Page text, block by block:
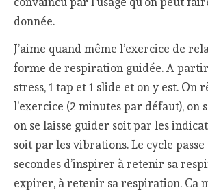
donnée.
J’aime quand même l’exercice de
forme de respiration guidée. A
stress, 1 tap et 1 slide et on y est. On
l’exercice (2 minutes par défaut), on
on se laisse guider soit par les
soit par les vibrations. Le cycle passe
secondes d’inspirer à retenir sa
expirer, à retenir sa respiration. Ca